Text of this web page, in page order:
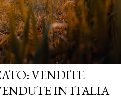
VENDITE
IN ITALIA